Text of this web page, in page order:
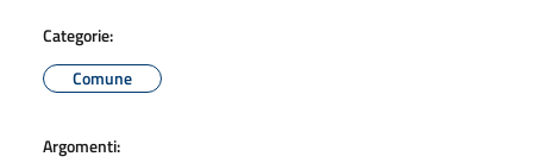
Categorie:
Comune
Argomenti: